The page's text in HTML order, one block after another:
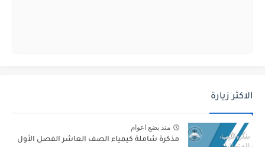
الاكثر زيارة
منذ بضع اعوام
مذكرة شاملة كيمياء الصف العاشر الفصل الأول